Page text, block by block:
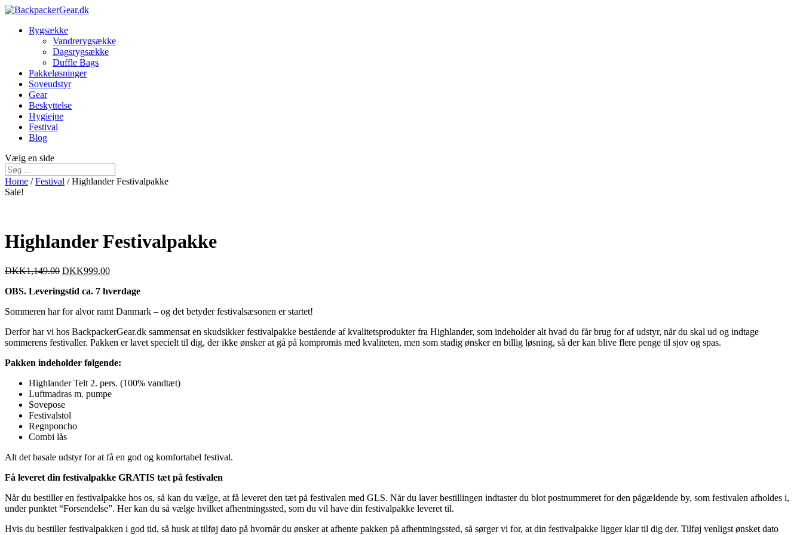
Rygsække
Vandrerygsække
Dagsrygsække
Duffle Bags
Pakkeløsninger
Soveudstyr
Gear
Beskyttelse
Hygiejne
Festival
Blog
Vælg en side
Home /Festival / Highlander Festivalpakke
Sale!
Highlander Festivalpakke
DKK1,149.00 DKK999.00
OBS. Leveringstid ca. 7 hverdage
Sommeren har for alvor ramt Danmark – og det betyder festivalsæsonen er startet!
Derfor har vi hos BackpackerGear.dk sammensat en skudsikker festivalpakke bestående af kvalitetsprodukter fra Highlander, som indeholder alt hvad du får brug for af udstyr, når du skal ud og indtage
sommerens festivaller. Pakken er lavet specielt til dig, der ikke ønsker at gå på kompromis med kvaliteten, men som stadig ønsker en billig løsning, så der kan blive flere penge til sjov og spas.
Pakken indeholder følgende:
Highlander Telt 2. pers. (100% vandtæt)
Luftmadras m. pumpe
Sovepose
Festivalstol
Regnponcho
Combi lås
Alt det basale udstyr for at få en god og komfortabel festival.
Få leveret din festivalpakke GRATIS tæt på festivalen
Når du bestiller en festivalpakke hos os, så kan du vælge, at få leveret den tæt på festivalen med GLS. Når du laver bestillingen indtaster du blot postnummeret for den pågældende by, som festivalen afholdes i,
under punktet “Forsendelse”. Her kan du så vælge hvilket afhentningssted, som du vil have din festivalpakke leveret til.
Hvis du bestiller festivalpakken i god tid, så husk at tilføj dato på hvornår du ønsker at afhente pakken på afhentningssted, så sørger vi for, at din festivalpakke ligger klar til dig der. Tilføj venligst ønsket dato